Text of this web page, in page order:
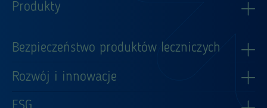
Produkty
Bezpieczeństwo produktów leczniczych
Rozwój i innowacje